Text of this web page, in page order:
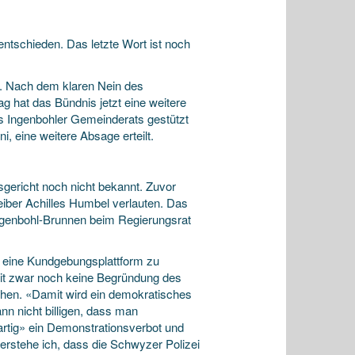
Das letzte Wort ist noch
Nachdem klaren Nein des
hat das Bündnis jetzt eine weitere
Ingenbohler Gemeinderats gestützt
eine weitere Absage erteilt.
noch nicht bekannt. Zuvor
Achilles Humbel verlauten. Das
Brunnen beim Regierungsrat
Kundgebungsplattform zu
zwar noch keine Begründung des
«Damit wird ein demokratisches
nicht billigen, dass man
ein Demonstrationsverbot und
ich, dass die Schwyzer Polizei